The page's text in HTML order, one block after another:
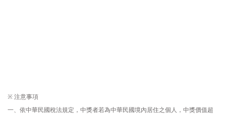
※ 注意事項
一、依中華民國稅法規定，中獎者若為中華民國境內居住之個人，中獎價值超